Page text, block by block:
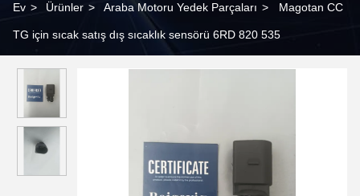
Ev > Ürünler > Araba Motoru Yedek Parçaları > Magotan CC
TG için sıcak satış dış sıcaklık sensörü 6RD 820 535